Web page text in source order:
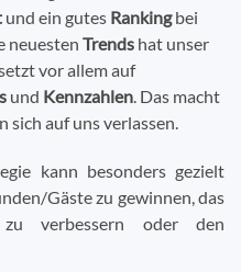
und ein gutes Rankingbei
neuesten Trends hat unser
vor allem auf
und Kennzahlen. Das macht
sich auf uns verlassen.
kann besonders gezielt
Gäste zu gewinnen, das
verbessern oder den